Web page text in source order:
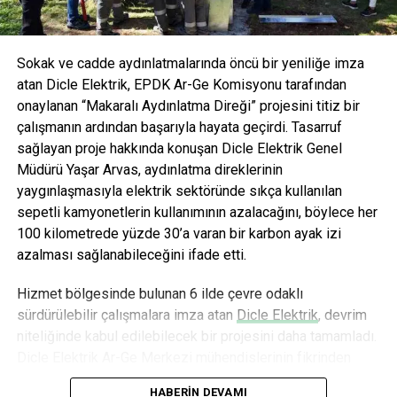
ÖNCEKI
Hizlial.com, e-ticaretin şampiyonu oldu
editor
Sokak ve cadde aydınlatmalarında öncü bir yeniliğe imza
atan Dicle Elektrik, EPDK Ar-Ge Komisyonu tarafından
onaylanan “Makaralı Aydınlatma Direği” projesini titiz bir
çalışmanın ardından başarıyla hayata geçirdi. Tasarruf
sağlayan proje hakkında konuşan Dicle Elektrik Genel
Müdürü Yaşar Arvas, aydınlatma direklerinin
yaygınlaşmasıyla elektrik sektöründe sıkça kullanılan
sepetli kamyonetlerin kullanımının azalacağını, böylece her
100 kilometrede yüzde 30’a varan bir karbon ayak izi
azalması sağlanabileceğini ifade etti.
Hizmet bölgesinde bulunan 6 ilde çevre odaklı
sürdürülebilir çalışmalara imza atan Dicle Elektrik, devrim
niteliğinde kabul edilebilecek bir projesini daha tamamladı.
doğan ve 18 aylık titiz bir çalışmanın ardından hayata
HABERIN DEVAMI